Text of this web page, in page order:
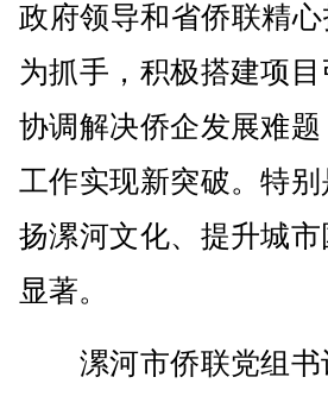
政府领导和省侨联精
为抓手，积极搭建项
协调解决侨企发展难
工作实现新突破。特
扬漯河文化、提升城
显著。
漯河市侨联党组书